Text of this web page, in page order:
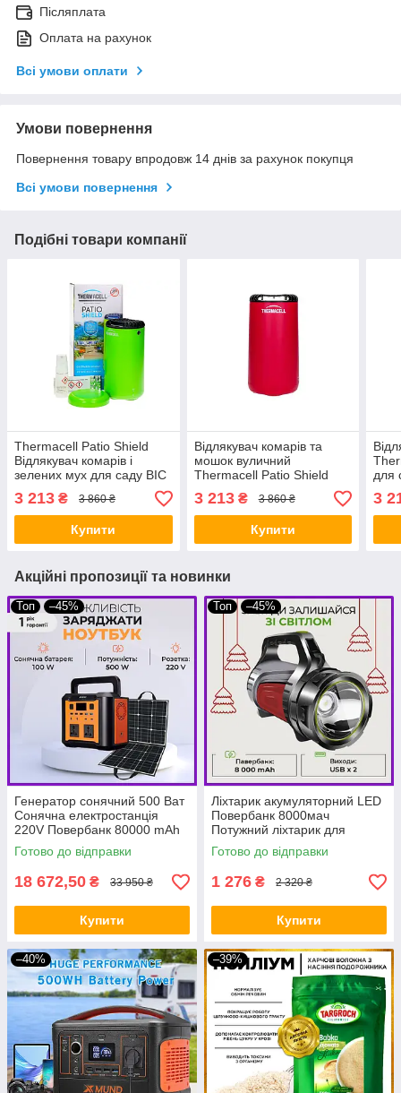
Післяплата
Оплата на рахунок
Всі умови оплати
Умови повернення
Повернення товару впродовж 14 днів за рахунок покупця
Всі умови повернення
Подібні товари компанії
Thermacell Patio Shield
Відлякувач комарів і
зелених мух для саду BIC
3 213 ₴ 3 860 ₴
Купити
Відлякувач комарів та
мошок вуличний
Thermacell Patio Shield
для саду BIC
3 213₴ 3 860 ₴
Купити
для
3
Акційні пропозиції та новинки
Топ –45%
Генератор сонячний 500 Ват
Сонячна електростанція
220V Повербанк 80000 mAh
+ сонячна панель 100 ват
BIO
Готово до відправки
18 672,50 ₴ 33 950 ₴
Купити
Топ –45%
Ліхтарик акумуляторний LED
Повербанк 8000мач
Потужний ліхтарик для
освітлення будинку BIO
Готово до відправки
1 276 ₴ 2 320 ₴
Купити
–40% –39%